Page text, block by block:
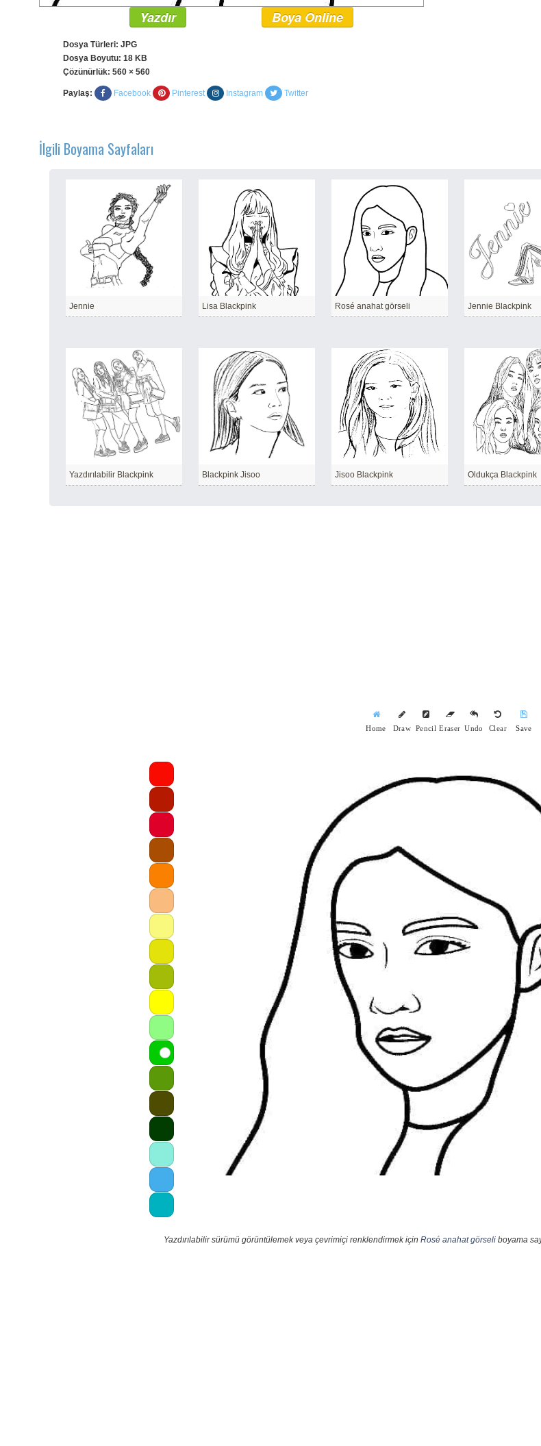
Yazdır Boya Online
Dosya Türleri: JPG
Dosya Boyutu: 18 KB
Çözünürlük: 560 × 560
Paylaş: Facebook Pinterest Instagram Twitter
İlgili Boyama Sayfaları
Jennie Lisa Blackpink Rosé anahat görseli Jennie Blackpink
Yazdırılabilir Blackpink Blackpink Jisoo Jisoo Blackpink Oldukça Blackpink
Home Draw Pencil Eraser Undo Clear Save
Yazdırılabilir sürümü görüntülemek veya çevrimiçi renklendirmek için Rosé anahat görseli boyama